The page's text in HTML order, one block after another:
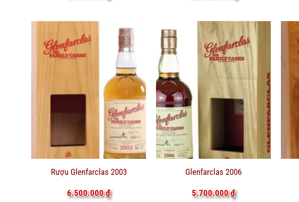
Rượu Glenfarclas 2003
6.500.000₫
Glenfarclas 2006
5.700.000₫